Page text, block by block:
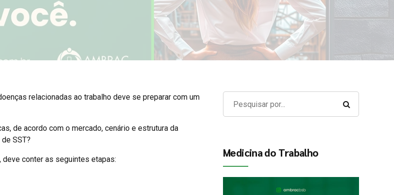
relacionadas ao trabalho deve se preparar com um
de acordo com o mercado, cenário e estrutura da
SST?
deve conter as seguintes etapas:
Medicina do Trabalho